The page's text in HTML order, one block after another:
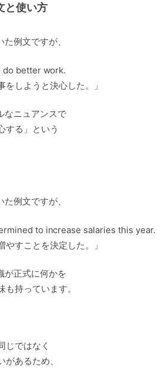
と使い方
例文ですが、
do better work.
をしようと決心した。」
ニュアンスで
する」という
例文ですが、
to increase salaries this year.
やすことを決定した。」
正式に何かを
も持っています。
じではなく
あるため、